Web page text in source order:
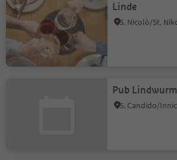
Linde
Pub Lindwurm